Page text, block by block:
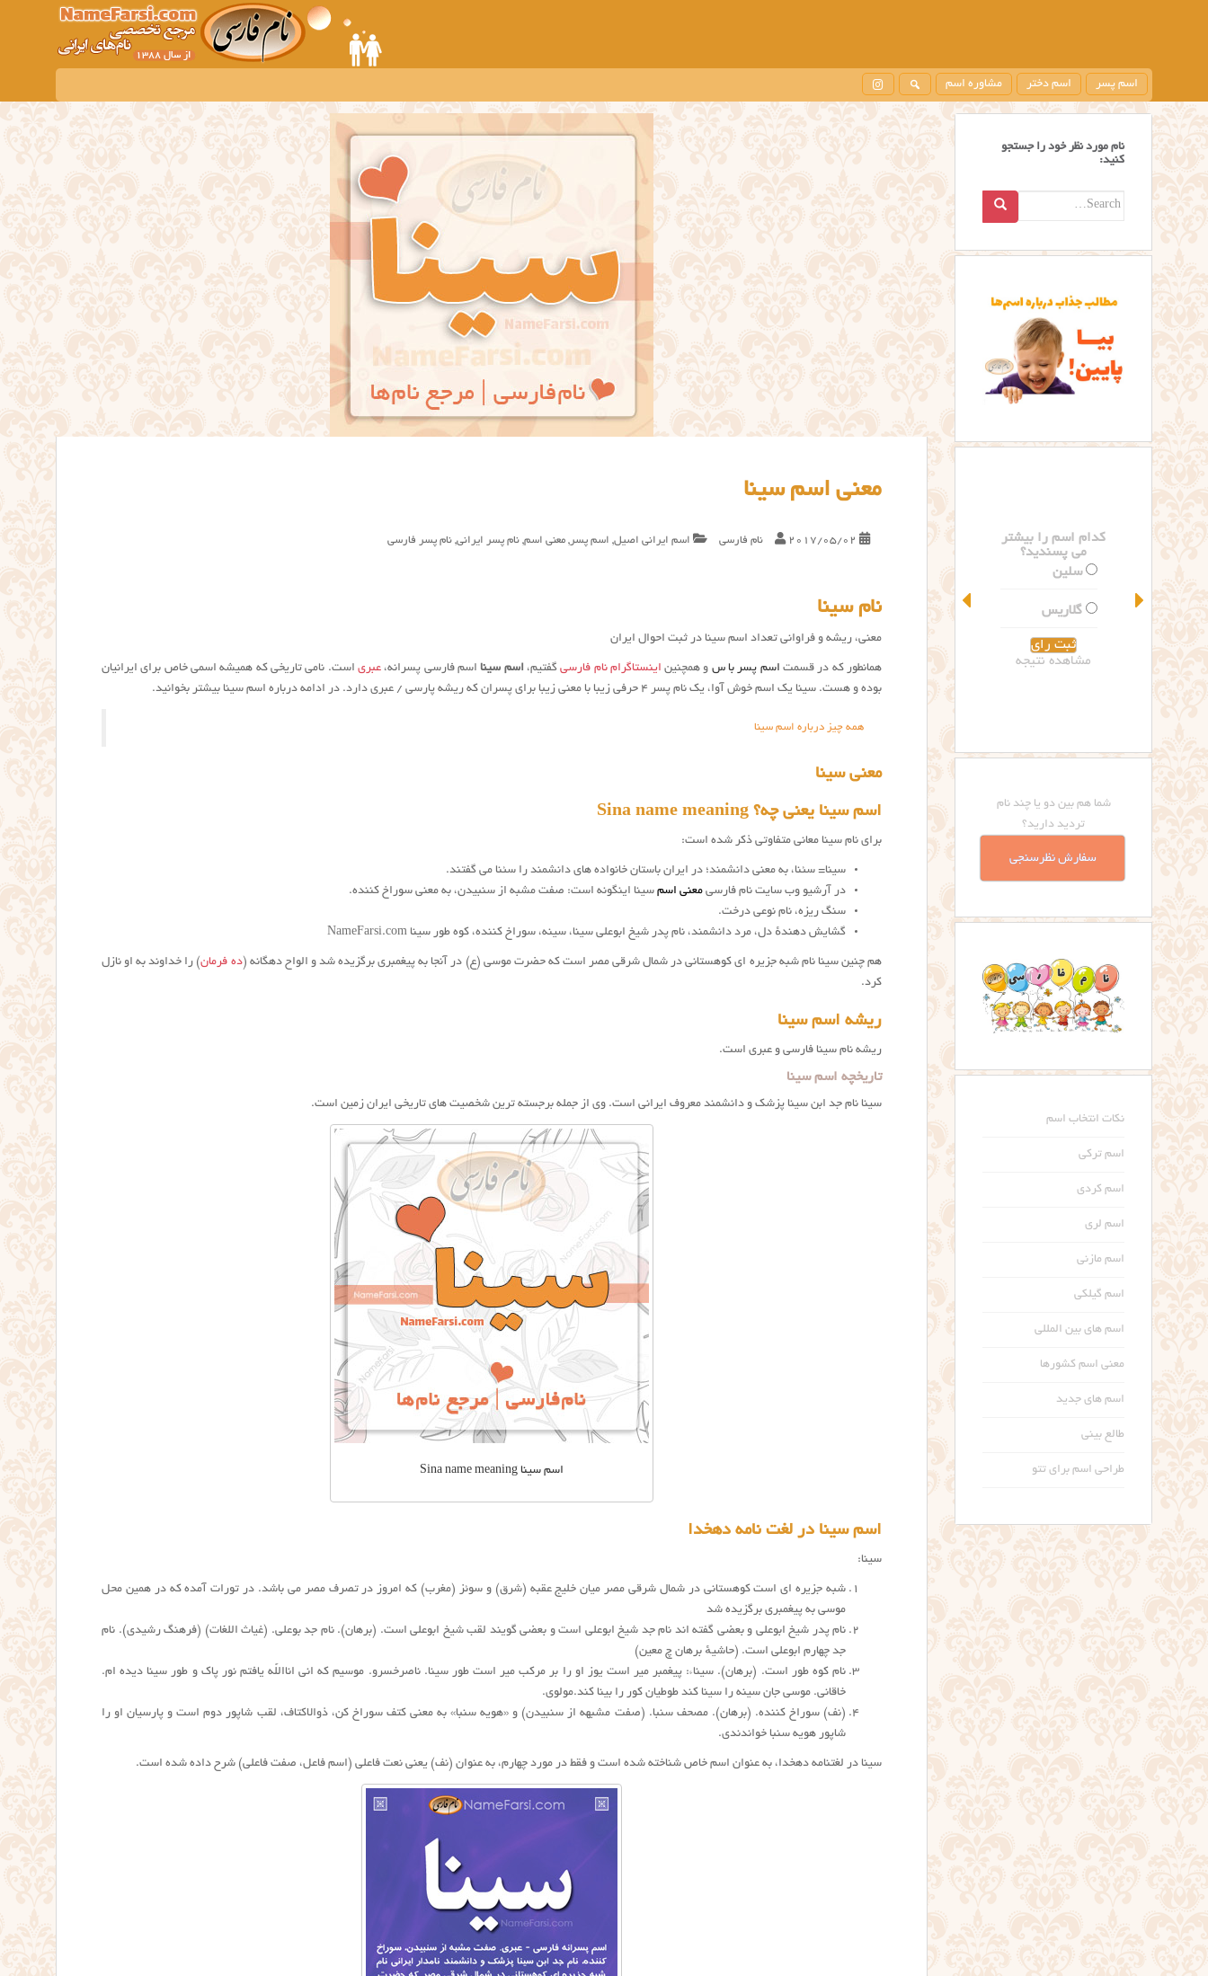
m
i
n
t
e
n
اسم پسر اسم دختر مشاوره اسم
معنی اسم سینا
2017/05/02 نام فارسی اسم ایرانی اصیل, اسم پسر , معنی اسم, نام پسر ایرانی, نام پسر فارسی
نام سینا
معنی، ریشه و فراوانی تعداد اسم سینا در ثبت احوال ایران
همانطور که در قسمت اسم پسر با س و همچنین اینستاگرام نام فارسیگفتیم، اسم سینا اسم فارسی پسرانه،عبری است. نامی تاریخی که همیشه اسمی خاص برای ایرانیان
بوده و هست. سینا یک اسم خوش آوا، یک نام پسر ۴ حرفی زیبا با معنی زیبا برای پسران که ریشه پارسی / عبری دارد. در ادامه درباره اسم سینا بیشتر بخوانید.
همه چیز درباره اسم سینا
معنی سینا
اسم سینا یعنی چه؟ Sina name meaning
برای نام سینا معانی متفاوتی ذکر شده است:
سینا= سئنا، به معنی دانشمند؛ در ایران باستان خانواده های دانشمند را سئنا می گفتند.
در آرشیو وب سایت نام فارسی معنی اسم سینا اینگونه است: صفت مشبه از سنبیدن، به معنی سوراخ کننده.
سنگ ریزه، نام نوعی درخت.
گشایش دهندهٔ دل، مرد دانشمند، نام پدر شیخ ابوعلی سینا، سینه، سوراخ کننده، کوه طور سینا NameFarsi.com
هم چنین سینا نام شبه جزیره ای کوهستانی در شمال شرقی مصر است که حضرت موسی (ع) در آنجا به پیغمبری برگزیده شد و الواح دهگانه (ده فرمان) را خداوند به او نازل
کرد.
ریشه اسم سینا
ریشه نام سینا فارسی و عبری است.
تاریخچه اسم سینا
سینا نام جد ابن سینا پزشک و دانشمند معروف ایرانی است. وی از جمله برجسته ترین شخصیت های تاریخی ایران زمین است.
اسم سینا Sina name meaning
اسم سینا در لغت نامه دهخدا
سینا:
شبه جزیره ای است کوهستانی در شمال شرقی مصر میان خلیج عقبه (شرق) و سوئز (مغرب) که امروز در تصرف مصر می باشد. در تورات آمده که در همین محل
موسی به پیغمبری برگزیده شد
نام پدر شیخ ابوعلی و بعضی گفته اند نام جد شیخ ابوعلی است و بعضی گویند لقب شیخ ابوعلی است. (برهان). نام جد بوعلی. (غیاث اللغات) (فرهنگ رشیدی). نام
جد چهارم ابوعلی است. (حاشیهٔ برهان چ معین)
نام کوه طور است. (برهان). سیناء: پیغمبر میر است یوز او را بر مرکب میر است طور سینا. ناصرخسرو. موسیم که انی انااللََّه یافتم نور پاک و طور سینا دیده ام.
خاقانی. موسی جان سینه را سینا کند طوطیان کور را بینا کند.مولوی.
(نف) سوراخ کننده. (برهان). مصحف سنبا. (صفت مشبهه از سنبیدن) و «هویه سنبا» به معنی کتف سوراخ کن، ذوالاکتاف، لقب شاپور دوم است و پارسیان او را
شاپور هویه سنبا خواندندی.
سینا در لغتنامه دهخدا، به عنوان اسم خاص شناخته شده است و فقط در مورد چهارم، به عنوان (نف) یعنی نعت فاعلی (اسم فاعل، صفت فاعلی) شرح داده شده است.
نام مورد نظر خود را جستجو
کنید:
Search
کدام اسم را بیشتر
می پسندید؟
سلین
گلاریس
مشاهده نتیجه
شما هم بین دو یا چند نام
تردید دارید؟
سفارش نظرسنجی
نکات انتخاب اسم
اسم ترکی
اسم کردی
اسم لری
اسم مازنی
اسم گیلکی
اسم های بین المللی
معنی اسم کشورها
اسم های جدید
طالع بینی
طراحی اسم برای تتو